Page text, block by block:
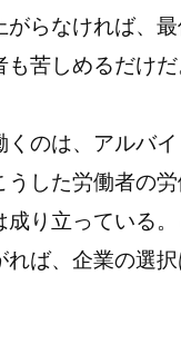
がらなければ、
苦しめるだけだ
のは、アルバイ
うした労働者の
り立っている。
れば、企業の選